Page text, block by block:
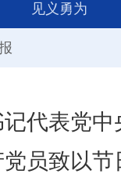
见义勇为
代表党中
员致以节